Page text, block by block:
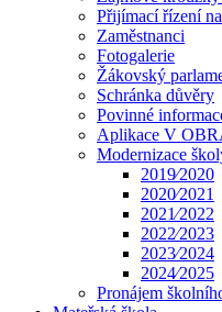
Přijímací řízení
Zaměstnanci
Fotogalerie
Žákovský
Schránka důvěry
Povinné
Aplikace V
Modernizace
2019⁄2020
2020⁄2021
2021⁄2022
2022⁄2023
2023⁄2024
2024⁄2025
Pronájem